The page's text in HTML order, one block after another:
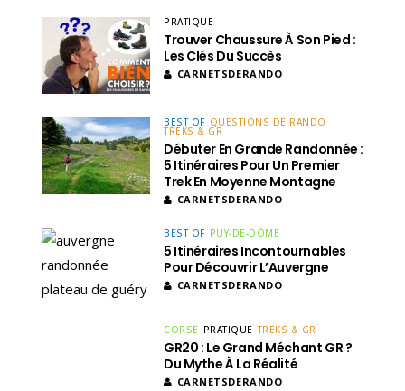
PRATIQUE
Trouver Chaussure À Son Pied :
Les Clés Du Succès
CARNETSDERANDO
BEST OF QUESTIONS DE RANDO
TREKS & GR
Débuter En Grande Randonnée :
5 Itinéraires Pour Un Premier
Trek En Moyenne Montagne
CARNETSDERANDO
BEST OF PUY-DE-DÔME
5 Itinéraires Incontournables
Pour Découvrir L’Auvergne
CARNETSDERANDO
CORSE PRATIQUE TREKS & GR
GR20 : Le Grand Méchant GR ?
Du Mythe À La Réalité
CARNETSDERANDO